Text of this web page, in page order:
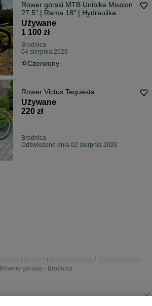
Rower górski MTB Unibike Mission
27.5" | Rama 18" | Hydraulika
Shimano | BDB
Używane
1 100 zł
Brodnica
04 sierpnia 2026
Czerwony
Rower Victus Tequesta
Używane
220 zł
Brodnica
Odświeżono dnia 02 sierpnia 2026
Rowery górskie - Brodnica